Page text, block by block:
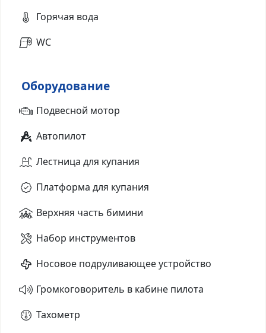
Горячая вода
WC
Оборудование
Подвесной мотор
Автопилот
Лестница для купания
Платформа для купания
Верхняя часть бимини
Набор инструментов
Носовое подруливающее устройство
Громкоговоритель в кабине пилота
Тахометр